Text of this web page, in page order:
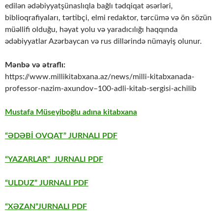
edilən ədəbiyyatşünaslıqla bağlı tədqiqat əsərləri,
biblioqrafiyaları, tərtibçi, elmi redaktor, tərcümə və ön sözün
müəllifi olduğu, həyat yolu və yaradıcılığı haqqında
ədəbiyyatlar Azərbaycan və rus dillərində nümayiş olunur.
Mənbə və ətraflı:
https://www.millikitabxana.az/news/milli-kitabxanada-
professor-nazim-axundov–100-adli-kitab-sergisi-achilib
Mustafa Müseyiboğlu adına kitabxana
“ƏDƏBİ OVQAT” JURNALI PDF
“YAZARLAR” JURNALI PDF
“ULDUZ” JURNALI PDF
“XƏZAN”JURNALI PDF